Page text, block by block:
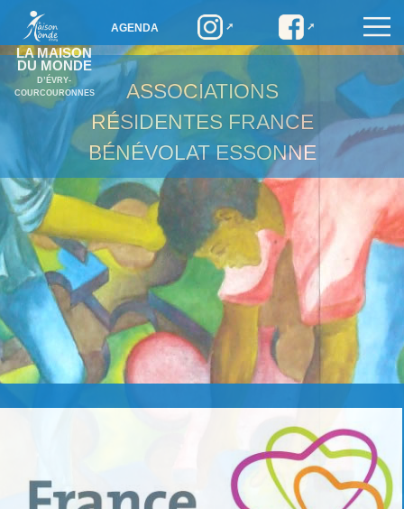
LA MAISON
DU MONDE
D’ÉVRY-
COURCOURONNES
AGENDA
ASSOCIATIONS
RÉSIDENTES FRANCE
BÉNÉVOLAT ESSONNE